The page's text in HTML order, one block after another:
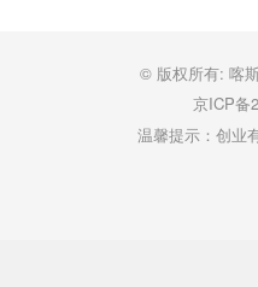
© 版权所有: 喀
京ICP备
温馨提示：创业